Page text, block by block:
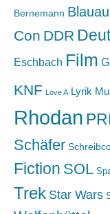
Bernemann
Con DDR
Eschbach Film
KNF Love A Lyrik
Rhodan
Schäfer
Fiction SOL
Trek Star Wars